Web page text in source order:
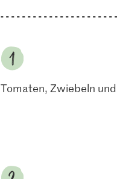
Tomaten, Zwiebeln